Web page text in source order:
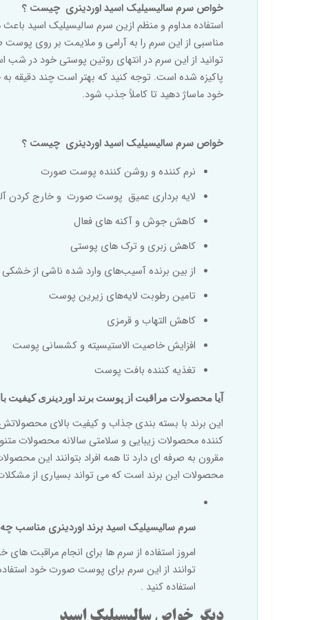
خواص سرم سالیسیلیک اسیداوردینری چیست ؟
استفاده مداوم و منظم ازین سرم سالیسیلیک اسید
مناسبی از این سرم را به آرامی و ملایمت بر روی
توانید از این سرم در انتهای روتین پوستی خود در شب
پاکیزه شده است. توجه کنید که بهتر است چند دقیقه
خود ماساژ دهید تا کاملاً جذب شود.
خواص سرم سالیسیلیک اسیداوردینری چیست ؟
نرم کننده و روشن کننده پوست صورت
لایه برداری عمیق پوست صورت و خارج کردن
کاهش جوش و آکنه های فعال
کاهش زبری و ترک های پوستی
از بین برنده آسیب‌های وارد شده ناشی از
تامین رطوبت لایه‌های زیرین پوست
کاهش التهاب و قرمزی
افزایش خاصیت الاستیسیته و کشسانی پوست
تغذیه کننده بافت پوست
آیا محصولات مراقبت از پوست برند اوردینری کیفیت
این برند با بسته بندی جذاب و کیفیت بالای
کننده محصولات زیبایی و سلامتی سالانه محصولات
مقرون به صرفه ای دارد تا همه افراد بتوانند این
محصولات این برند است که می تواند بسیاری از
سرم سالیسیلیک اسید برند اوردینری مناسب
امروز استفاده از سرم ها برای انجام مراقبت
توانند از این سرم برای پوست صورت خود
استفاده کنید .
دیگر خواص سالیسیلیک اسید